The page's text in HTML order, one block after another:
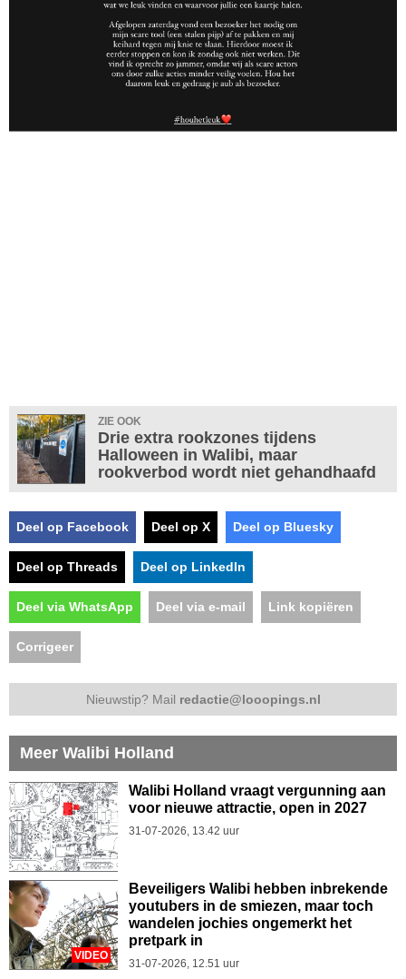
ZIE OOK
Drie extra rookzones tijdens
Halloween in Walibi, maar
rookverbod wordt niet gehandhaafd
Deel op Facebook Deel op X Deel op Bluesky
Deel op Threads Deel op LinkedIn
Deel via WhatsApp Deel via e-mail Link kopiëren
Corrigeer
Nieuwstip? Mail redactie@looopings.nl
Meer Walibi Holland
Walibi Holland vraagt vergunning aan
voor nieuwe attractie, open in 2027
31-07-2026, 13.42 uur
VIDEO
Beveiligers Walibi hebben inbrekende
youtubers in de smiezen, maar toch
wandelen jochies ongemerkt het
pretpark in
31-07-2026, 12.51 uur